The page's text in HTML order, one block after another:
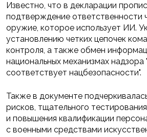
Известно, что в декларации
подтверждение ответственности
оружие, которое использует ИИ.
установлению четких цепочек
контроля, а также обмен
национальных механизмах надзора
соответствует нацбезопасности".
Также в документе
рисков, тщательного
и повышения квалификации
с военными средствами